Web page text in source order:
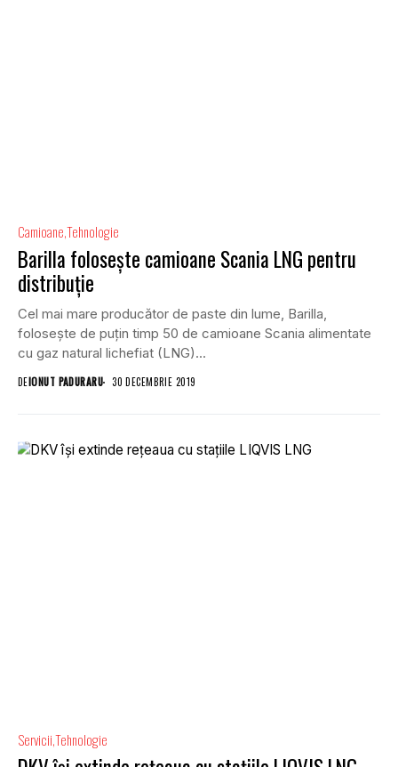
CamioaneTehnologie
Barilla folosește camioane Scania LNG pentru
distribuție
Cel mai mare producător de paste din lume, Barilla,
folosește de puțin timp 50 de camioane Scania alimentate
cu gaz natural lichefiat (LNG)...
DEIONUT PADURARU 30 DECEMBRIE 2019
ServiciiTehnologie